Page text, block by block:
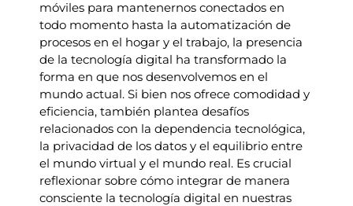
móviles para mantenernos conectados en
todo momento hasta la automatización de
procesos en el hogar y el trabajo, la presencia
de la tecnología digital ha transformado la
forma en que nos desenvolvemos en el
mundo actual. Si bien nos ofrece comodidad y
eficiencia, también plantea desafíos
relacionados con la dependencia tecnológica,
la privacidad de los datos y el equilibrio entre
el mundo virtual y el mundo real. Es crucial
reflexionar sobre cómo integrar de manera
consciente la tecnología digital en nuestras